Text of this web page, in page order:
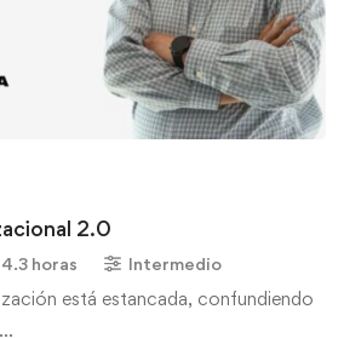
2.0
4.3 horas Intermedio
está estancada, confundiendo